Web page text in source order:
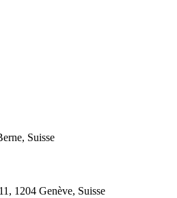
Suisse
1204 Genève, Suisse